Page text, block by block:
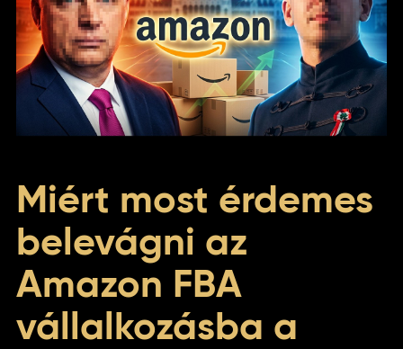
Miért most érdemes
belevágni az
Amazon FBA
vállalkozásba a